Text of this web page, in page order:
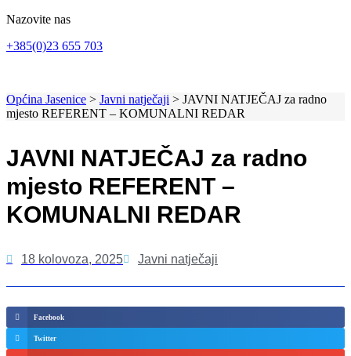
Nazovite nas
+385(0)23 655 703
Općina Jasenice > Javni natječaji > JAVNI NATJEČAJ za radno
mjesto REFERENT – KOMUNALNI REDAR
JAVNI NATJEČAJ za radno
mjesto REFERENT –
KOMUNALNI REDAR
18 kolovoza, 2025 Javni natječaji
Facebook
Twitter